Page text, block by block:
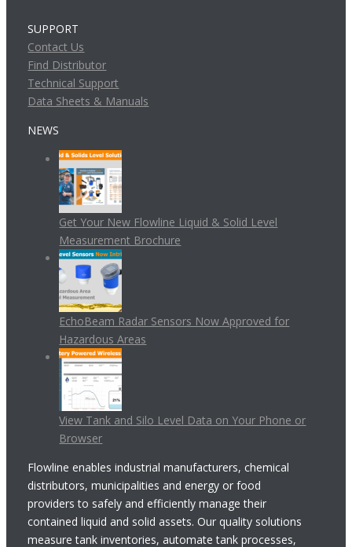
SUPPORT
Contact Us
Find Distributor
Technical Support
Data Sheets & Manuals
NEWS
Get Your New Flowline Liquid & Solid Level
Measurement Brochure
EchoBeam Radar Sensors Now Approved for
Hazardous Areas
View Tank and Silo Level Data on Your Phone or
Browser
Flowline enables industrial manufacturers, chemical
distributors, municipalities and energy or food
providers to safely and efficiently manage their
contained liquid and solid assets. Our quality solutions
measure tank inventories, automate tank processes,